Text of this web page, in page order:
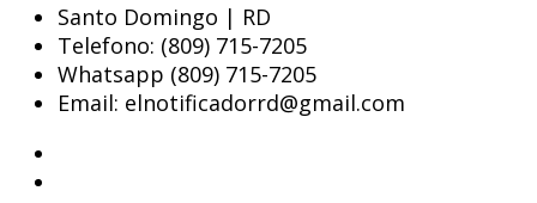
Santo Domingo | RD
Telefono: (809) 715-7205
Whatsapp (809) 715-7205
Email: elnotificadorrd@gmail.com